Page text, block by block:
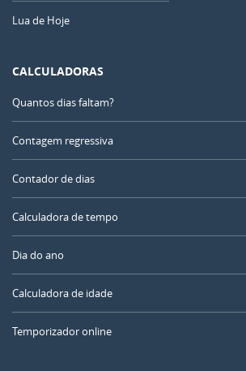
Lua de Hoje
CALCULADORAS
Quantos dias faltam?
Contagem regressiva
Contador de dias
Calculadora de tempo
Dia do ano
Calculadora de idade
Temporizador online